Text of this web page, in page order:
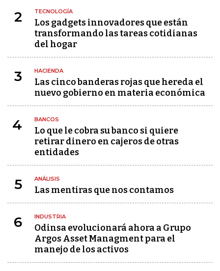
2 TECNOLOGÍA
Los gadgets innovadores que están
transformando las tareas cotidianas
del hogar
3 HACIENDA
Las cinco banderas rojas que hereda el
nuevo gobierno en materia económica
4 BANCOS
Lo que le cobra su banco si quiere
retirar dinero en cajeros de otras
entidades
5 ANÁLISIS
Las mentiras que nos contamos
6 INDUSTRIA
Odinsa evolucionará ahora a Grupo
Argos Asset Managment para el
manejo de los activos